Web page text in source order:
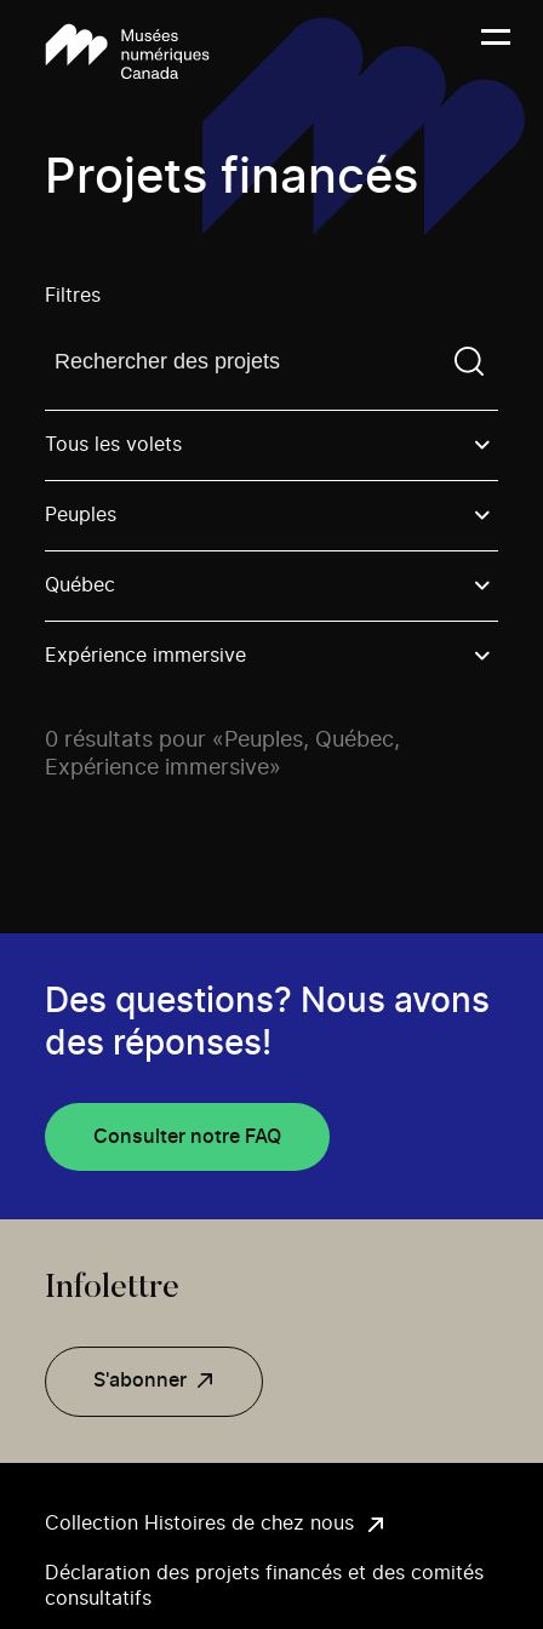
Projets financés
Filtres
Trouvez un projetVous devez saisir un terme de
Tous les volets
Peuples
Québec
Expérience immersive
0 résultats pour «Peuples, Québec,
Expérience immersive»
Collection Histoires de chez nous
Déclaration des projets financés et des comités
consultatifs
Des questions? Nous avons
des réponses!
Consulter notre FAQ
Infolettre
S'abonner